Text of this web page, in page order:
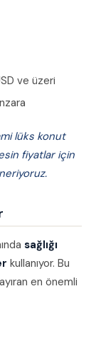
ve üzeri
lüks konut
fiyatlar için
sağlığı
kullanıyor. Bu
en önemli